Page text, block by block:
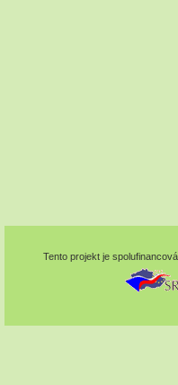
Tento projekt je